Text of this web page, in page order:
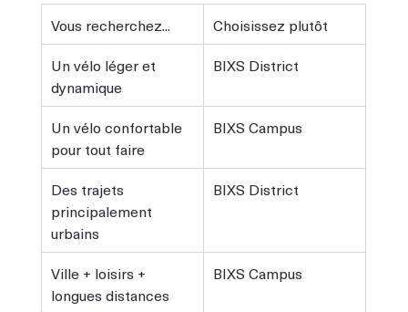
Vous recherchez...
Choisissez plutôt
Un vélo léger et
dynamique
BIXS District
Un vélo confortable
pour tout faire
BIXS Campus
Des trajets
principalement
urbains
BIXS District
Ville + loisirs +
longues distances
BIXS Campus